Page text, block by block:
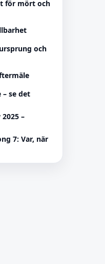
för mört och
och
– se det
–
7: Var, när